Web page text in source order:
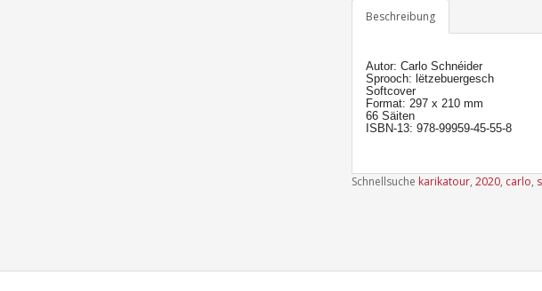
Beschreibung
Autor: Carlo Schnéider
Sprooch: lëtzebuergesch
Softcover
Format: 297 x 210 mm
66 Säiten
ISBN-13: 978-99959-45-55-8
Schnellsuche karikatour, 2020, carlo,